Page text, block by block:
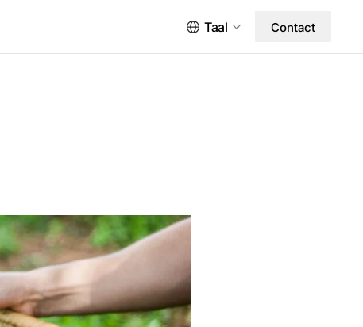
Taal Contact